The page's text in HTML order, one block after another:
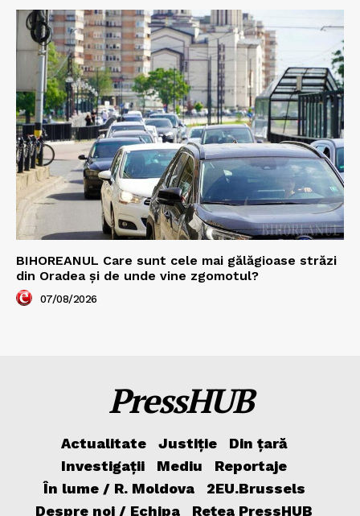
BIHOREANUL Care sunt cele mai gălăgioase străzi
din Oradea și de unde vine zgomotul?
07/08/2026
PressHUB
Actualitate Justiție
Din țară
Investigații
Mediu
Reportaje
În lume / R. Moldova
2EU.Brussels
Despre noi / Echipa
Rețea PressHUB